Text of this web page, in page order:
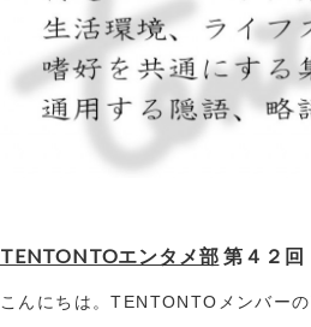
TENTONTOエンタメ部 第４２回
こんにちは。TENTONTOメンバーの